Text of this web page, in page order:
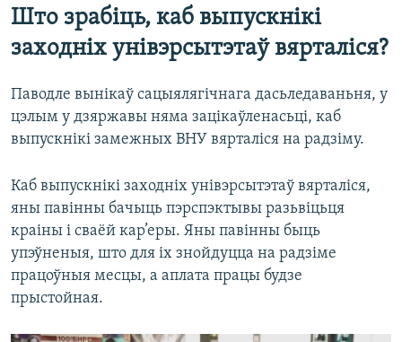
Што зрабіць, каб выпускнікі
заходніх унівэрсытэтаў вярталіся?
Паводле вынікаў сацыялягічнага дасьледаваньня, у
цэлым у дзяржавы няма зацікаўленасьці, каб
выпускнікі замежных ВНУ вярталіся на радзіму.
Каб выпускнікі заходніх унівэрсытэтаў вярталіся,
яны павінны бачыць пэрспэктывы разьвіцьця
краіны і сваёй кар’еры. Яны павінны быць
упэўненыя, што для іх знойдуцца на радзіме
працоўныя месцы, а аплата працы будзе
прыстойная.